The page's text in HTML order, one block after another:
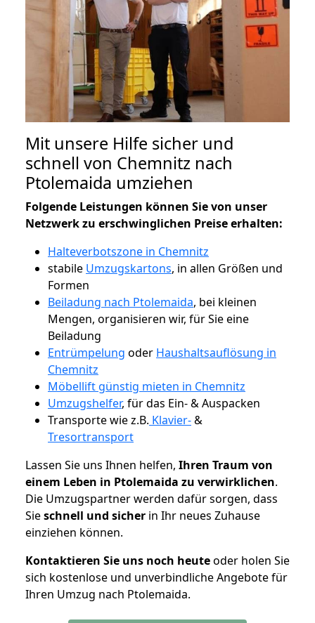
Mit unsere Hilfe sicher und
schnell von Chemnitz nach
Ptolemaida umziehen
Folgende Leistungen können Sie von unser
Netzwerk zu erschwinglichen Preise erhalten:
Halteverbotszone in Chemnitz
stabile Umzugskartons, in allen Größen und
Formen
Beiladung nach Ptolemaida, bei kleinen
Mengen, organisieren wir, für Sie eine
Beiladung
Entrümpelung oder Haushaltsauflösung in
Chemnitz
Möbellift günstig mieten in Chemnitz
Umzugshelfer, für das Ein- & Auspacken
Transporte wie z.B. Klavier-&
Tresortransport
Lassen Sie uns Ihnen helfen, Ihren Traum von
einem Leben in Ptolemaida zu verwirklichen.
Die Umzugspartner werden dafür sorgen, dass
Sieschnell und sicher in Ihr neues Zuhause
einziehen können.
Kontaktieren Sie uns noch heuteoder holen Sie
sich kostenlose und unverbindliche Angebote für
Ihren Umzug nach Ptolemaida.